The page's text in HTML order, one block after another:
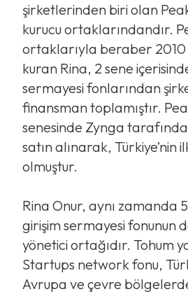
şirketlerinden biri olan
kurucu ortaklarındandır.
ortaklarıyla beraber 2010
kuran Rina, 2 sene
sermayesi fonlarından
finansman toplamıştır.
senesinde Zynga
satın alınarak, Türkiye’nin
olmuştur.
Rina Onur, aynı zamanda
girişim sermayesi fonunun
yönetici ortağıdır. Tohum
Startups network fonu,
Avrupa ve çevre